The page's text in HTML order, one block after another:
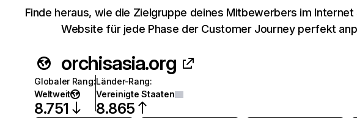
Finde heraus, wie die Zielgruppe deines Mitbewerbers im
Website für jede Phase der Customer Journey perfekt
orchisasia.org
Globaler Rang:
Weltweit
8.751
Länder-Rang:
Vereinigte Staaten
8.865